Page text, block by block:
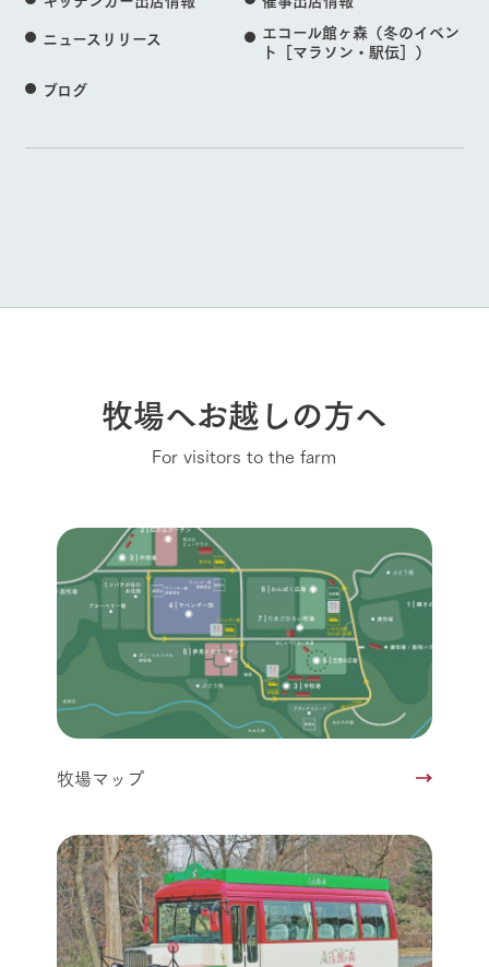
ニュースリリース
エコール館ヶ森（冬のイベン
ト［マラソン・駅伝］）
ブログ
牧場へお越しの方へ
For visitors to the farm
牧場マップ